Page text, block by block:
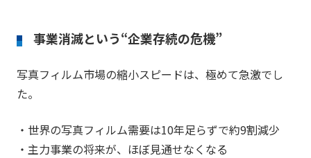
事業消滅という“企業存続の危機”
写真フィルム市場の縮小スピードは、極めて急激でし
た。
・世界の写真フィルム需要は10年足らずで約9割減少
・主力事業の将来が、ほぼ見通せなくなる